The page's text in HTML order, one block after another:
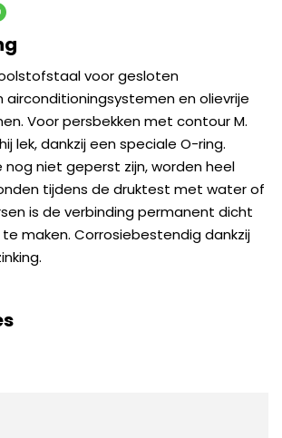
voor gesloten
airconditioningsystemen en olievrije
Voor persbekken met contour M.
lek, dankzij een speciale O-ring.
nog niet geperst zijn, worden heel
tijdens de druktest met water of
is de verbinding permanent dicht
maken. Corrosiebestendig dankzij